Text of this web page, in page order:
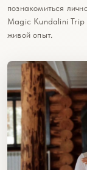
познакомиться
Magic Kundalini Trip
живой опыт.